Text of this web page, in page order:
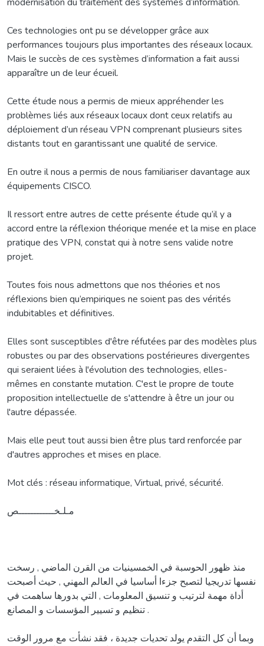
Ces technologies ont pu se développer grâce aux
performances toujours plus importantes des réseaux locaux.
Mais le succès de ces systèmes d’information a fait aussi
apparaître un de leur écueil.
Cette étude nous a permis de mieux appréhender les
problèmes liés aux réseaux locaux dont ceux relatifs au
déploiement d’un réseau VPN comprenant plusieurs sites
distants tout en garantissant une qualité de service.
En outre il nous a permis de nous familiariser davantage aux
équipements CISCO.
Il ressort entre autres de cette présente étude qu’il y a
accord entre la réflexion théorique menée et la mise en place
pratique des VPN, constat qui à notre sens valide notre
projet.
Toutes fois nous admettons que nos théories et nos
réflexions bien qu’empiriques ne soient pas des vérités
indubitables et définitives.
Elles sont susceptibles d'être réfutées par des modèles plus
robustes ou par des observations postérieures divergentes
qui seraient liées à l'évolution des technologies, elles-
mêmes en constante mutation. C'est le propre de toute
proposition intellectuelle de s'attendre à être un jour ou
l'autre dépassée.
Mais elle peut tout aussi bien être plus tard renforcée par
d'autres approches et mises en place.
Mot clés : réseau informatique, Virtual, privé, sécurité.
مـلـخــــــــــــص
منذ ظهور الحوسبة في الخمسينيات من القرن الماضي , رسخت
نفسها تدريجيا لتصبح جزءا أساسيا في العالم المهني , حيث أصبحت
أداة مهمة لترتيب و تنسيق المعلومات , التي بدورها ساهمت في
تنظيم و تسيير المؤسسات و المصانع .
وبما أن كل التقدم يولد تحديات جديدة ، فقد نشأت مع مرور الوقت